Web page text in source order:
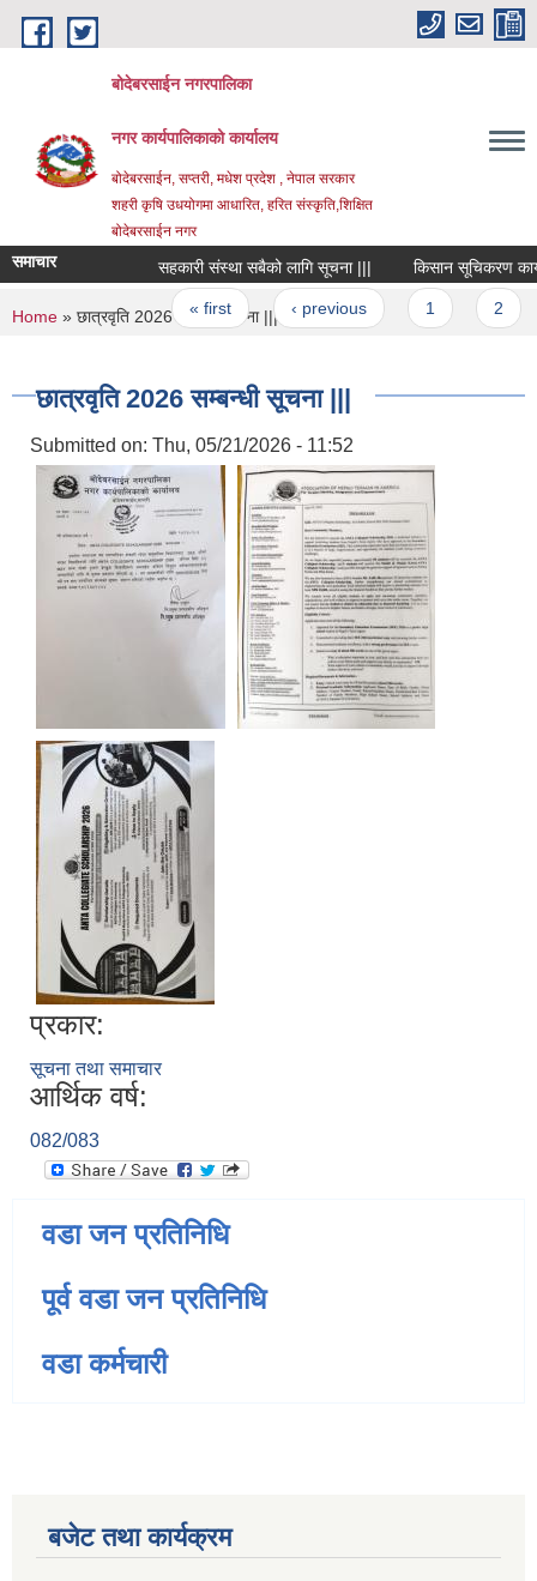
Skip to main content
बोदेबरसाईन नगरपालिका
नगर कार्यपालिकाको कार्यालय
बोदेबरसाईन, सप्तरी, मधेश प्रदेश , नेपाल सरकार
शहरी कृषि उधयोगमा आधारित, हरित संस्कृति,शिक्षित
बोदेबरसाईन नगर
समाचार सहकारी संस्था सबैको लागि सूचना ||| किसान सूचिकरण
Pages
« first ‹ previous
You are here
Home » छात्रवृति 2026 सम्बन्धी सूचना |||
छात्रवृति 2026 सम्बन्धी सूचना |||
Submitted on: Thu, 05/21/2026 - 11:52
प्रकार:
सूचना तथा समाचार
आर्थिक वर्ष:
082/083
वडा जन प्रतिनिधि
पूर्व वडा जन प्रतिनिधि
वडा कर्मचारी
बजेट तथा कार्यक्रम